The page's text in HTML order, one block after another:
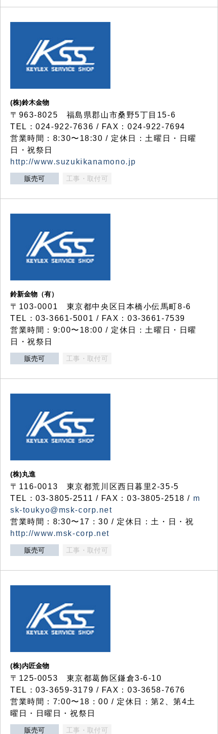
(株)鈴木金物
〒963-8025 福島県郡山市桑野5丁目15-6
TEL：024-922-7636 / FAX：024-922-7694
営業時間：8:30〜18:30 / 定休日：土曜日・日曜
日・祝祭日
http://www.suzukikanamono.jp
販売可 工事・取付可
鈴新金物（有）
〒103-0001 東京都中央区日本橋小伝馬町8-6
TEL：03-3661-5001 / FAX：03-3661-7539
営業時間：9:00〜18:00 / 定休日：土曜日・日曜
日・祝祭日
販売可 工事・取付可
(株)丸進
〒116-0013 東京都荒川区西日暮里2-35-5
TEL：03-3805-2511 / FAX：03-3805-2518 / m
sk-toukyo@msk-corp.net
営業時間：8:30〜17：30 / 定休日：土・日・祝
http://www.msk-corp.net
販売可 工事・取付可
(株)内匠金物
〒125-0053 東京都葛飾区鎌倉3-6-10
TEL：03-3659-3179 / FAX：03-3658-7676
営業時間：7:00〜18：00 / 定休日：第2、第4土
曜日・日曜日・祝祭日
販売可 工事・取付可